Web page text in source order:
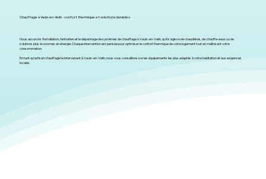
Chauffage à Vaulx-en-Velin : confort thermique et solutions durables
Nous assurons l’installation, l’entretien et le dépannage de systèmes de chauffage à Vaulx-en-Velin, qu’il s’agisse de chaudières, de chauffe-eaux ou de
solutions plus économes en énergie. Chaque intervention est pensée pour optimiser le confort thermique de votre logement tout en maîtrisant votre
consommation.
En tant qu’artisan chauffagiste intervenant à Vaulx-en-Velin, nous vous conseillons sur les équipements les plus adaptés à votre habitation et aux exigences
locales.